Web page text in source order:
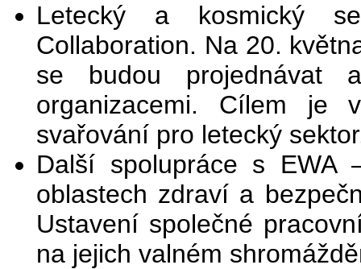
Letecký a kosmický
Collaboration. Na 20.
se budou projednávat
organizacemi. Cílem je
svařování pro letecký
Další spolupráce s EWA
oblastech zdraví a
Ustavení společné
na jejich valném